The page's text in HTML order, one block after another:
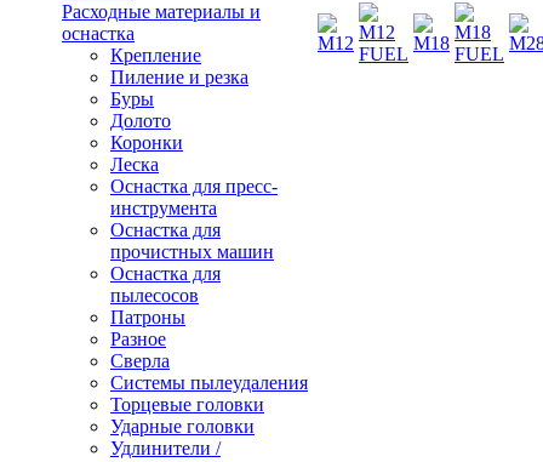
Расходные материалы и
оснастка
Крепление
Пиление и резка
Буры
Долото
Коронки
Леска
Оснастка для пресс-
инструмента
Оснастка для
прочистных машин
Оснастка для
пылесосов
Патроны
Разное
Сверла
Системы пылеудаления
Торцевые головки
Ударные головки
Удлинители /